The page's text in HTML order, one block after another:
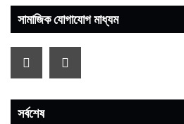
সামাজিক যোগাযোগ মাধ্যম
সর্বশেষ